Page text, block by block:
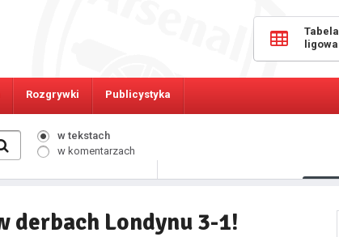
Tabela
ligowa
Rozgrywki Publicystyka
w tekstach
w komentarzach
derbach Londynu 3-1!